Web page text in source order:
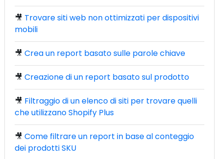
🎥 Trovare siti web non ottimizzati per dispositivi
mobili
🎥 Crea un report basato sulle parole chiave
🎥 Creazione di un report basato sul prodotto
🎥 Filtraggio di un elenco di siti per trovare quelli
che utilizzano Shopify Plus
🎥 Come filtrare un report in base al conteggio
dei prodotti SKU